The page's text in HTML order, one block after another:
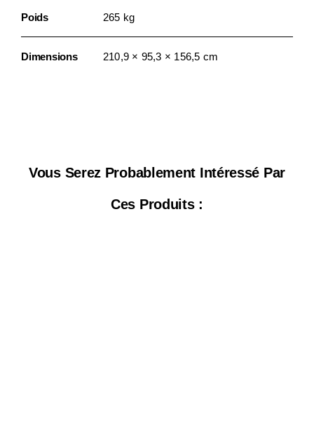
Poids 265 kg
Dimensions 210,9 × 95,3 × 156,5 cm
Vous Serez Probablement Intéressé Par
Ces Produits :